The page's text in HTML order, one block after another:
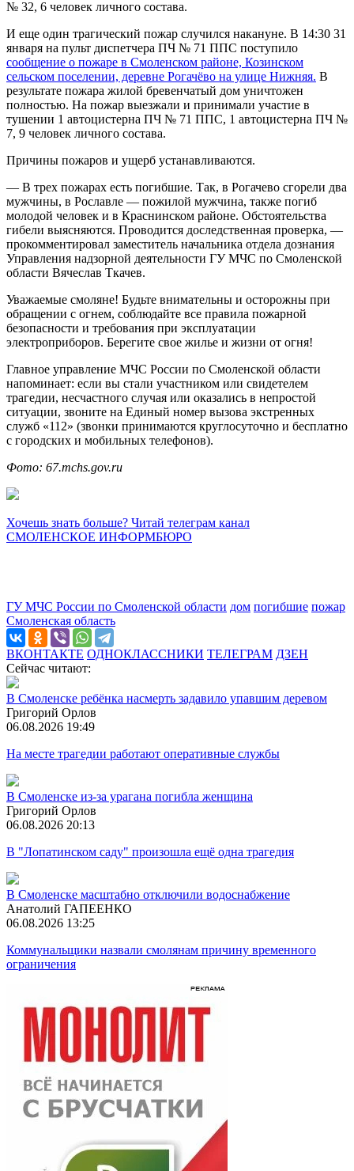
№ 32, 6 человек личного состава.
И еще один трагический пожар случился накануне. В 14:30 31
января на пульт диспетчера ПЧ № 71 ППС поступило
сообщение о пожаре в Смоленском районе, Козинском
сельском поселении, деревне Рогачёво на улице Нижняя. В
результате пожара жилой бревенчатый дом уничтожен
полностью. На пожар выезжали и принимали участие в
тушении 1 автоцистерна ПЧ № 71 ППС, 1 автоцистерна ПЧ №
7, 9 человек личного состава.
Причины пожаров и ущерб устанавливаются.
— В трех пожарах есть погибшие. Так, в Рогачево сгорели два
мужчины, в Рославле — пожилой мужчина, также погиб
молодой человек и в Краснинском районе. Обстоятельства
гибели выясняются. Проводится доследственная проверка, —
прокомментировал заместитель начальника отдела дознания
Управления надзорной деятельности ГУ МЧС по Смоленской
области Вячеслав Ткачев.
Уважаемые смоляне! Будьте внимательны и осторожны при
обращении с огнем, соблюдайте все правила пожарной
безопасности и требования при эксплуатации
электроприборов. Берегите свое жилье и жизни от огня!
Главное управление МЧС России по Смоленской области
напоминает: если вы стали участником или свидетелем
трагедии, несчастного случая или оказались в непростой
ситуации, звоните на Единый номер вызова экстренных
служб «112» (звонки принимаются круглосуточно и бесплатно
с городских и мобильных телефонов).
Фото: 67.mchs.gov.ru
Хочешь знать больше? Читай телеграм канал
СМОЛЕНСКОЕ ИНФОРМБЮРО
ГУ МЧС России по Смоленской области дом погибшие пожар
Смоленская область
ВКОНТАКТЕ ОДНОКЛАССНИКИ ТЕЛЕГРАМ ДЗЕН
Сейчас читают:
В Смоленске ребёнка насмерть задавило упавшим деревом
Григорий Орлов
06.08.2026 19:49
На месте трагедии работают оперативные службы
В Смоленске из-за урагана погибла женщина
Григорий Орлов
06.08.2026 20:13
В "Лопатинском саду" произошла ещё одна трагедия
В Смоленске масштабно отключили водоснабжение
Анатолий ГАПЕЕНКО
06.08.2026 13:25
Коммунальщики назвали смолянам причину временного
ограничения